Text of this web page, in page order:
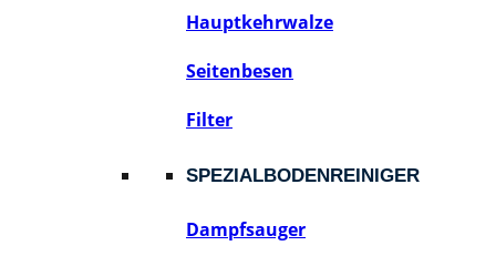
Hauptkehrwalze
Seitenbesen
Filter
SPEZIALBODENREINIGER
Dampfsauger